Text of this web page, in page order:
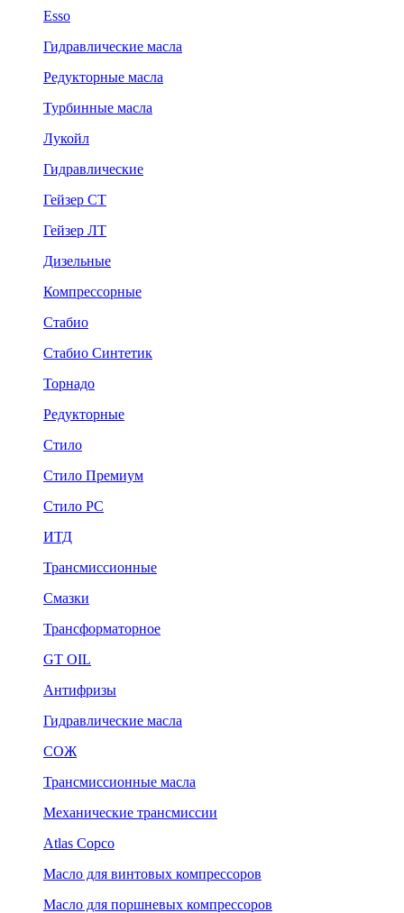
Esso
Гидравлические масла
Редукторные масла
Турбинные масла
Лукойл
Гидравлические
Гейзер СТ
Гейзер ЛТ
Дизельные
Компрессорные
Стабио
Стабио Синтетик
Торнадо
Редукторные
Стило
Стило Премиум
Стило РС
ИТД
Трансмиссионные
Смазки
Трансформаторное
GT OIL
Антифризы
Гидравлические масла
СОЖ
Трансмиссионные масла
Механические трансмиссии
Atlas Copco
Масло для винтовых компрессоров
Масло для поршневых компрессоров